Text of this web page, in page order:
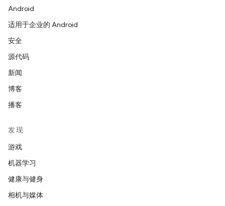
Android
适用于企业的 Android
安全
源代码
新闻
博客
播客
发现
游戏
机器学习
健康与健身
相机与媒体